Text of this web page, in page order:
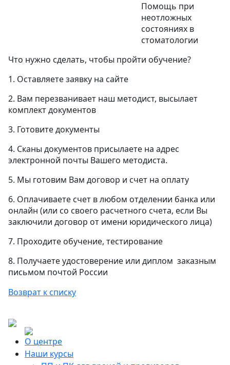
Помощь при
неотложных
состояниях в
стоматологии
Что нужно сделать, чтобы пройти обучение?
1. Оставляете заявку на сайте
2. Вам перезванивает наш методист, высылает
комплект документов
3. Готовите документы
4. Сканы документов присылаете на адрес
электронной почты Вашего методиста.
5. Мы готовим Вам договор и счет на оплату
6. Оплачиваете счет в любом отделении банка или
онлайн (или со своего расчетного счета, если Вы
заключили договор от имени юридического лица)
7. Проходите обучение, тестирование
8. Получаете удостоверение или диплом заказным
письмом почтой России
Возврат к списку
О центре
Наши курсы